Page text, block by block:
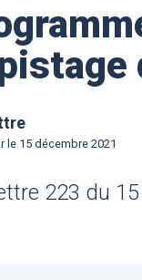
le15 décembre 2021
223 du